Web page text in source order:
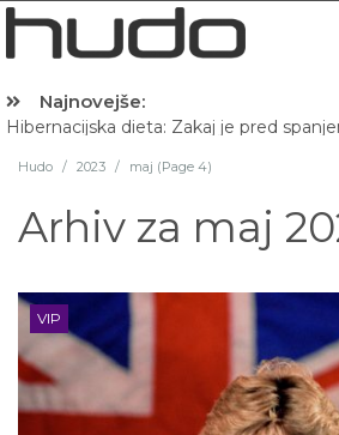
Najnovejše:
Hibernacijska dieta: Zakaj je pred
Hudo / 2023 / maj (Page 4)
Arhiv za maj
VIP